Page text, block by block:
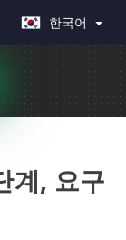
한국어
계, 요구